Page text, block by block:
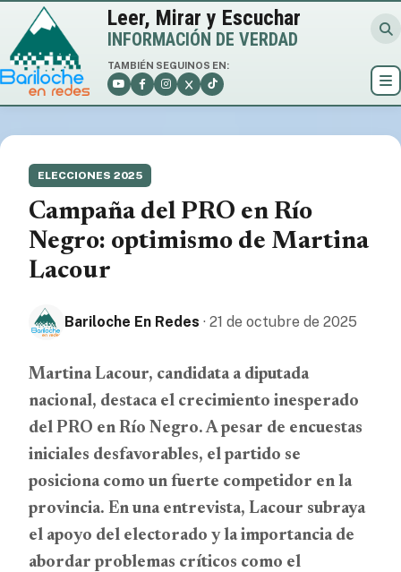
Leer, Mirar y Escuchar
INFORMACIÓN DE VERDAD
TAMBIÉN SEGUINOS EN:
ELECCIONES 2025
Campaña del PRO en Río
Negro: optimismo de Martina
Lacour
Bariloche En Redes · 21 de octubre de 2025
Martina Lacour, candidata a diputada
nacional, destaca el crecimiento inesperado
del PRO en Río Negro. A pesar de encuestas
iniciales desfavorables, el partido se
posiciona como un fuerte competidor en la
provincia. En una entrevista, Lacour subraya
el apoyo del electorado y la importancia de
abordar problemas críticos como el